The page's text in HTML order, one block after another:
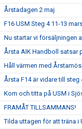
Årstadagen 2 maj
F16 USM Steg 4 11-13
Nu startar vi försäljningen
Årsta AIK Handboll satsar
Håll värmen med
Årsta F14 är vidare till steg
Kom och titta på USM i
FRAMÅT TILLSAMMANS!
Tilda uttagen för att träna i